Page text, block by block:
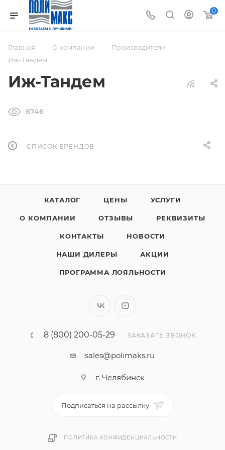
0
Главная — О компании — Производители —
Иж-Тандем
Иж-Тандем
6746
СПИСОК БРЕНДОВ
КАТАЛОГ ЦЕНЫ УСЛУГИ
О КОМПАНИИ ОТЗЫВЫ РЕКВИЗИТЫ
КОНТАКТЫ НОВОСТИ
НАШИ ДИЛЕРЫ АКЦИИ
ПРОГРАММА ЛОЯЛЬНОСТИ
8 (800) 200-05-29 ЗАКАЗАТЬ ЗВОНОК
sales@polimaks.ru
г. Челябинск
Подписаться на рассылку
ПОЛИТИКА КОНФИДЕНЦИАЛЬНОСТИ